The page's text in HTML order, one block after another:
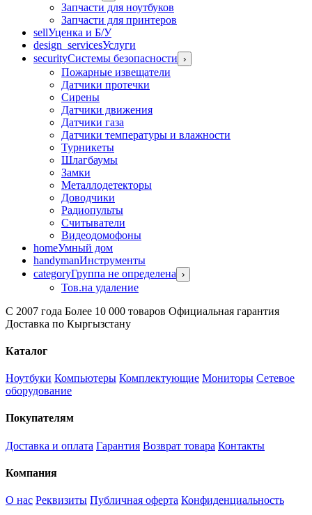
Запчасти для ноутбуков
Запчасти для принтеров
sellУценка и Б/У
design_servicesУслуги
securityСистемы безопасности ›
Пожарные извещатели
Датчики протечки
Сирены
Датчики движения
Датчики газа
Датчики температуры и влажности
Турникеты
Шлагбаумы
Замки
Металлодетекторы
Доводчики
Радиопульты
Считыватели
Видеодомофоны
homeУмный дом
handymanИнструменты
categoryГруппа не определена ›
Тов.на удаление
С 2007 года Более 10 000 товаров Официальная гарантия
Доставка по Кыргызстану
Каталог
Ноутбуки Компьютеры Комплектующие Мониторы Сетевое
оборудование
Покупателям
Доставка и оплата Гарантия Возврат товара Контакты
Компания
О нас Реквизиты Публичная оферта Конфиденциальность